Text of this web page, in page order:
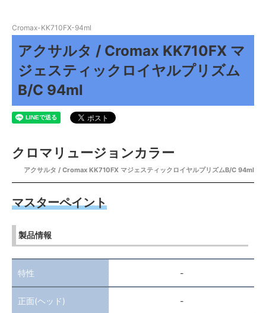
Cromax-KK710FX-94ml
アクサルタ / Cromax KK710FX マ
ジェスティックロイヤルプリズム
B/C 94ml
クロマリュージョンカラー
アクサルタ / Cromax KK710FX マジェスティックロイヤルプリズムB/C 94ml
マスターペイント
製品情報
特性 -
正面(ヘッド) -